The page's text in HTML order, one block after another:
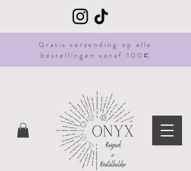
Gratis verzending op alle
bestellingen vanaf 100€